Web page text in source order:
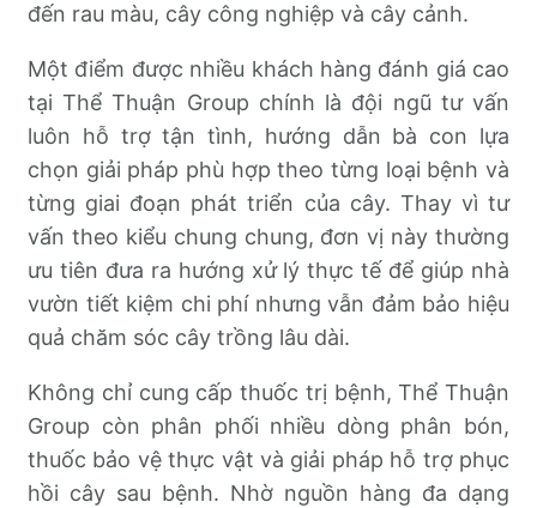
đến rau màu, cây công nghiệp và cây cảnh.
Một điểm được nhiều khách hàng đánh giá cao
tại Thể Thuận Group chính là đội ngũ tư vấn
luôn hỗ trợ tận tình, hướng dẫn bà con lựa
chọn giải pháp phù hợp theo từng loại bệnh và
từng giai đoạn phát triển của cây. Thay vì tư
vấn theo kiểu chung chung, đơn vị này thường
ưu tiên đưa ra hướng xử lý thực tế để giúp nhà
vườn tiết kiệm chi phí nhưng vẫn đảm bảo hiệu
quả chăm sóc cây trồng lâu dài.
Không chỉ cung cấp thuốc trị bệnh, Thể Thuận
Group còn phân phối nhiều dòng phân bón,
thuốc bảo vệ thực vật và giải pháp hỗ trợ phục
hồi cây sau bệnh. Nhờ nguồn hàng đa dạng